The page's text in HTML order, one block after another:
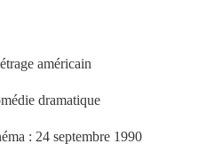
américain
dramatique
: 24 septembre 1990